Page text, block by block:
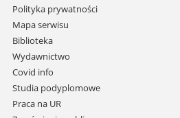
Pomiń
nawigację
i
przejdź
do
treści
Polityka prywatności
Mapa serwisu
Biblioteka
Wydawnictwo
Covid info
Studia podyplomowe
Praca na UR